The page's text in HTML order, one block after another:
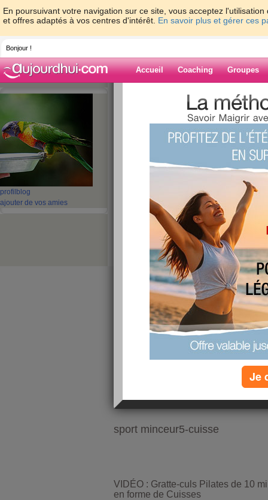
En poursuivant votre navigation sur ce site, vous acceptez
et offres adaptés à vos centres d'intérêt. En savoir plus et gérer ces
Bonjour !
Accueil Coaching Groupes
profil blog
ajouter de vos amies
> > suite
Blog de fitneess
suite sport :les
sport minceur5-cuisse
VIDÉO : Gratte-culs Pilates de 10
en forme de Cuisses
Je